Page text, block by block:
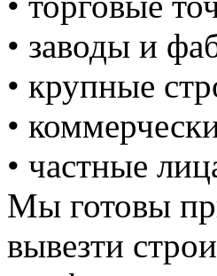
• заводы и
• крупные
•
• частные
Мы готовы
вывезти